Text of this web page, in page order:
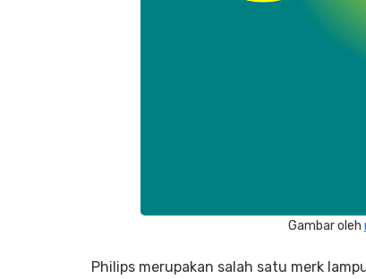
Gambar oleh
Philips merupakan salah satu merk